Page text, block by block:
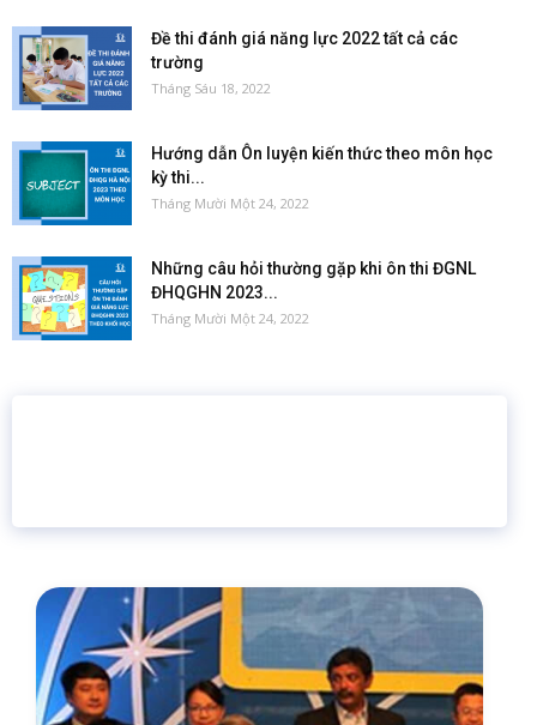
Đề thi đánh giá năng lực 2022 tất cả các
trường
Tháng Sáu 18, 2022
Hướng dẫn Ôn luyện kiến thức theo môn học
kỳ thi...
Tháng Mười Một 24, 2022
Những câu hỏi thường gặp khi ôn thi ĐGNL
ĐHQGHN 2023...
Tháng Mười Một 24, 2022